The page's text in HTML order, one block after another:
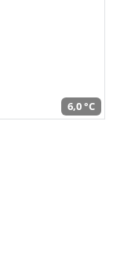
6,0 °C